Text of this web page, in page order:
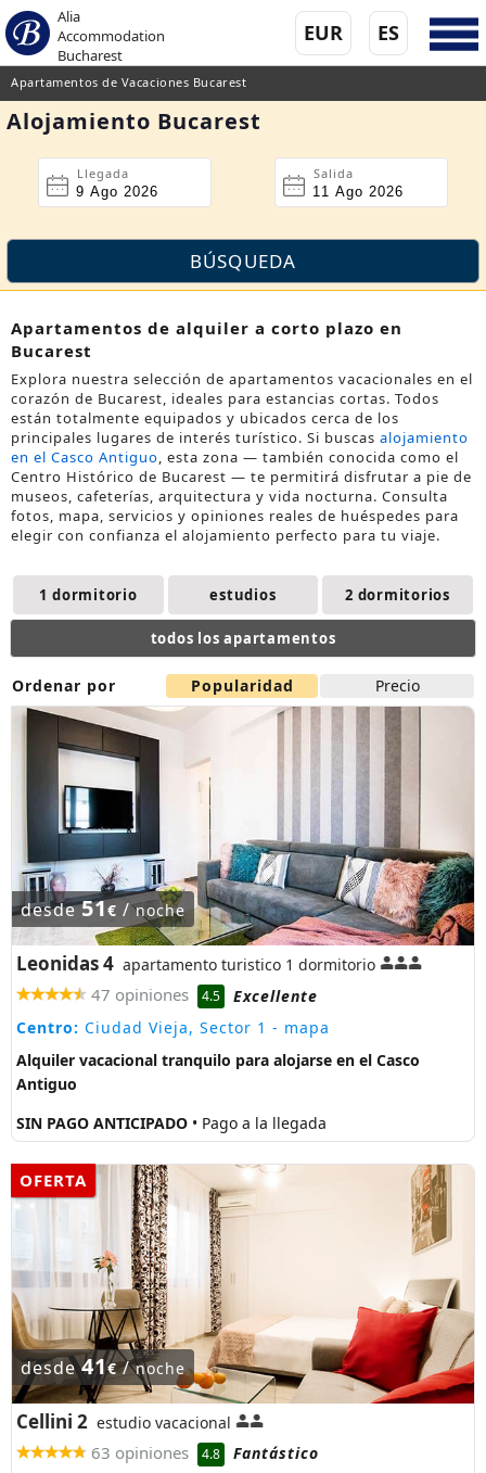
Alia
Accommodation
Bucharest
ES
EUR
Apartamentos de Vacaciones Bucarest
Alojamiento Bucarest
Llegada Salida
Apartamentos de alquiler a corto plazo en
Bucarest
Explora nuestra selección de apartamentos vacacionales en el
corazón de Bucarest, ideales para estancias cortas. Todos
están totalmente equipados y ubicados cerca de los
principales lugares de interés turístico. Si buscas alojamiento
en el Casco Antiguo, esta zona — también conocida como el
Centro Histórico de Bucarest — te permitirá disfrutar a pie de
museos, cafeterías, arquitectura y vida nocturna. Consulta
fotos, mapa, servicios y opiniones reales de huéspedes para
elegir con confianza el alojamiento perfecto para tu viaje.
1 dormitorio estudios 2 dormitorios
todos los apartamentos
Ordenar por Popularidad Precio
desde51€ /noche
Leonidas 4 apartamento turistico 1 dormitorio
47 opiniones 4.5
Excellente
Centro: Ciudad Vieja, Sector 1 - mapa
Alquiler vacacional tranquilo para alojarse en el Casco
Antiguo
SIN PAGO ANTICIPADO • Pago a la llegada
OFERTA
desde41€/noche
Cellini 2 estudio vacacional
63 opiniones 4.8
Fantástico